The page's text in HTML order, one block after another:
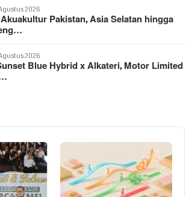
2026
Pakistan, Asia Selatan hingga
2026
Blue Hybrid x Alkateri, Motor Limited